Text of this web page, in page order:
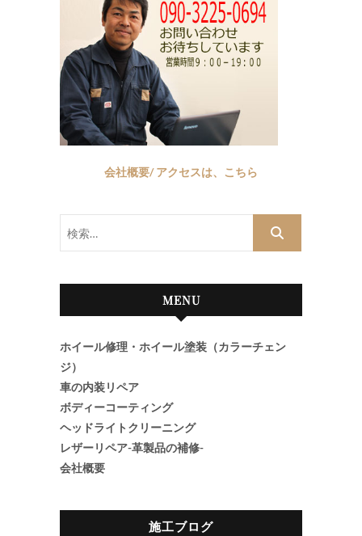
会社概要/ アクセスは、こちら
MENU
ホイール修理・ホイール塗装（カラーチェン
ジ）
車の内装リペア
ボディーコーティング
ヘッドライトクリーニング
レザーリペア-革製品の補修-
会社概要
施工ブログ